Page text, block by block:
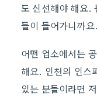
도 신선해야 해요.
들이 들어가니까요.
어떤 업소에서는
해요. 인천의 인스
있는 분들이라면